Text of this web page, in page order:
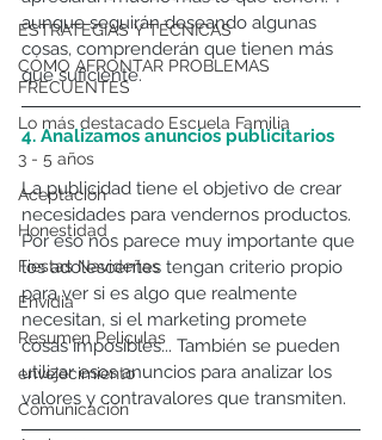
ESTRATEGIAS Y TÉCNICAS
CÓMO AFRONTAR PROBLEMAS
FRECUENTES
Lo más destacado Escuela Familia
3 - 5 años
Aceptación
Honestidad
Fiestas Navideñas
Envidia
Resumen Peliculas
envejecimiento
Comunicación
aunque seguirán deseando algunas
cosas, comprenderán que tienen más
que suficiente.
4. Analizamos anuncios publicitarios
La publicidad tiene el objetivo de crear
necesidades para vendernos productos.
Por eso nos parece muy importante que
los adolescentes tengan criterio propio
para ver si es algo que realmente
necesitan, si el marketing promete
cosas imposibles... También se pueden
utilizar esos anuncios para analizar los
valores y contravalores que transmiten.